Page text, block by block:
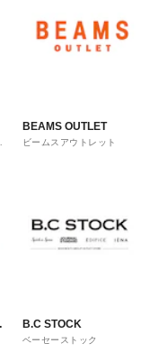
BEAMS OUTLET
ビームスアウトレット
B.C STOCK
ベーセーストック